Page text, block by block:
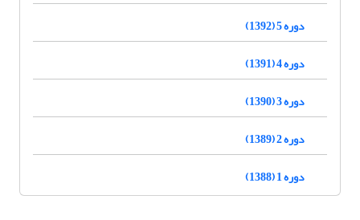
دوره 5 (1392)
دوره 4 (1391)
دوره 3 (1390)
دوره 2 (1389)
دوره 1 (1388)